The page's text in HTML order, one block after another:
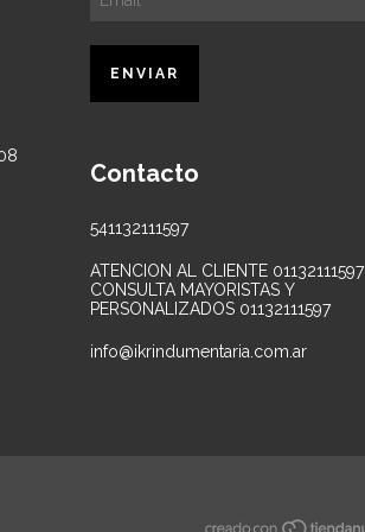
Contacto
541132111597
ATENCION AL CLIENTE 01132111597
CONSULTA MAYORISTAS Y
PERSONALIZADOS 01132111597
info@ikrindumentaria.com.ar